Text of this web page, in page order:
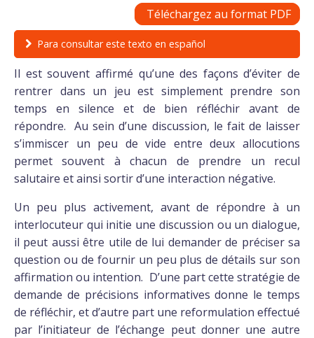
Téléchargez au format PDF
Para consultar este texto en español
Il est souvent affirmé qu’une des façons d’éviter de
rentrer dans un jeu est simplement prendre son
temps en silence et de bien réfléchir avant de
répondre. Au sein d’une discussion, le fait de laisser
s’immiscer un peu de vide entre deux allocutions
permet souvent à chacun de prendre un recul
salutaire et ainsi sortir d’une interaction négative.
Un peu plus activement, avant de répondre à un
interlocuteur qui initie une discussion ou un dialogue,
il peut aussi être utile de lui demander de préciser sa
question ou de fournir un peu plus de détails sur son
affirmation ou intention. D’une part cette stratégie de
demande de précisions informatives donne le temps
de réfléchir, et d’autre part une reformulation effectué
par l’initiateur de l’échange peut donner une autre